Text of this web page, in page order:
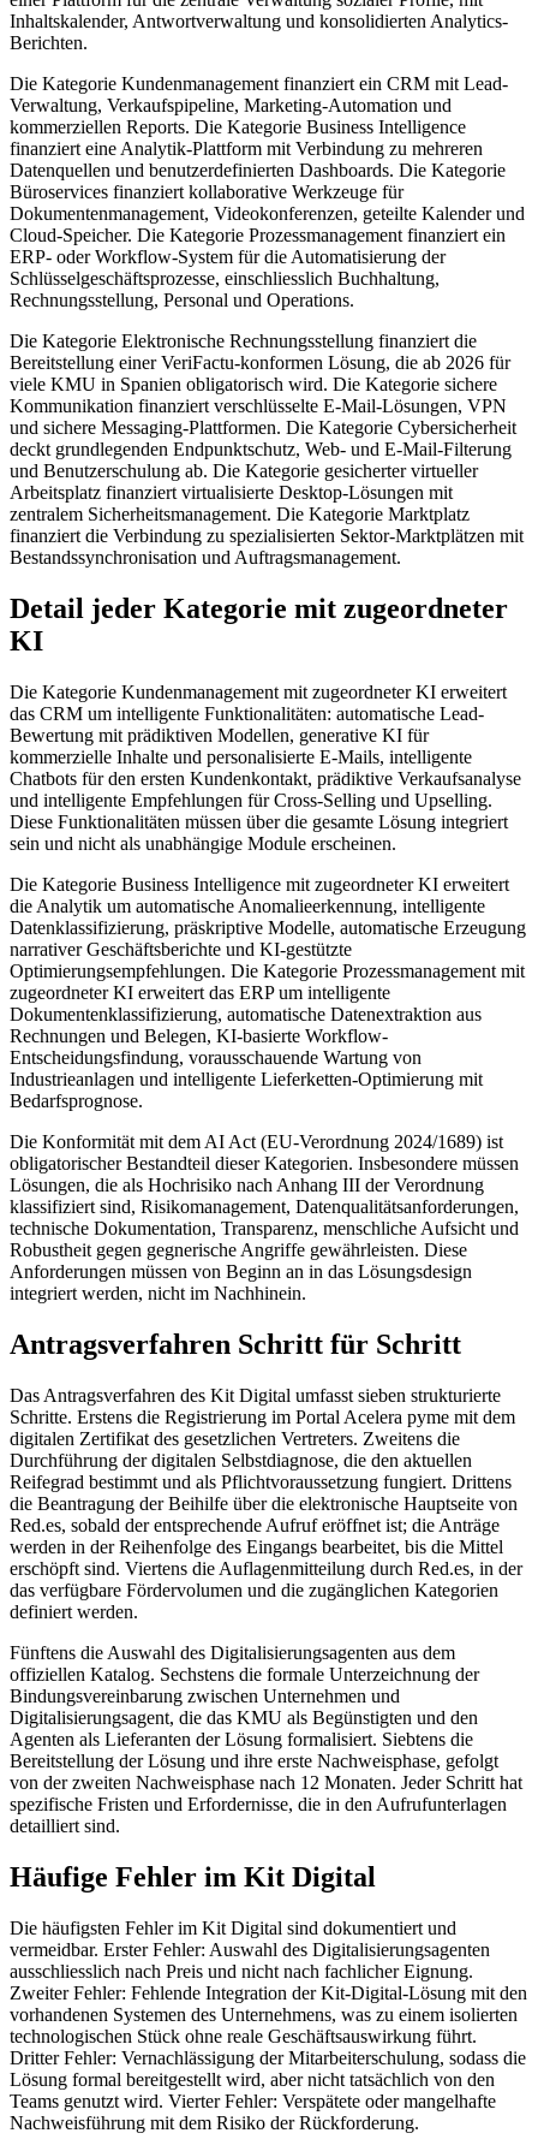
Inhaltskalender, Antwortverwaltung und konsolidierten Analytics-
Berichten.
Die Kategorie Kundenmanagement finanziert ein CRM mit Lead-
Verwaltung, Verkaufspipeline, Marketing-Automation und
kommerziellen Reports. Die Kategorie Business Intelligence
finanziert eine Analytik-Plattform mit Verbindung zu mehreren
Datenquellen und benutzerdefinierten Dashboards. Die Kategorie
Büroservices finanziert kollaborative Werkzeuge für
Dokumentenmanagement, Videokonferenzen, geteilte Kalender und
Cloud-Speicher. Die Kategorie Prozessmanagement finanziert ein
ERP- oder Workflow-System für die Automatisierung der
Schlüsselgeschäftsprozesse, einschliesslich Buchhaltung,
Rechnungsstellung, Personal und Operations.
Die Kategorie Elektronische Rechnungsstellung finanziert die
Bereitstellung einer VeriFactu-konformen Lösung, die ab 2026 für
viele KMU in Spanien obligatorisch wird. Die Kategorie sichere
Kommunikation finanziert verschlüsselte E-Mail-Lösungen, VPN
und sichere Messaging-Plattformen. Die Kategorie Cybersicherheit
deckt grundlegenden Endpunktschutz, Web- und E-Mail-Filterung
und Benutzerschulung ab. Die Kategorie gesicherter virtueller
Arbeitsplatz finanziert virtualisierte Desktop-Lösungen mit
zentralem Sicherheitsmanagement. Die Kategorie Marktplatz
finanziert die Verbindung zu spezialisierten Sektor-Marktplätzen mit
Bestandssynchronisation und Auftragsmanagement.
Detail jeder Kategorie mit zugeordneter
KI
Die Kategorie Kundenmanagement mit zugeordneter KI erweitert
das CRM um intelligente Funktionalitäten: automatische Lead-
Bewertung mit prädiktiven Modellen, generative KI für
kommerzielle Inhalte und personalisierte E-Mails, intelligente
Chatbots für den ersten Kundenkontakt, prädiktive Verkaufsanalyse
und intelligente Empfehlungen für Cross-Selling und Upselling.
Diese Funktionalitäten müssen über die gesamte Lösung integriert
sein und nicht als unabhängige Module erscheinen.
Die Kategorie Business Intelligence mit zugeordneter KI erweitert
die Analytik um automatische Anomalieerkennung, intelligente
Datenklassifizierung, präskriptive Modelle, automatische Erzeugung
narrativer Geschäftsberichte und KI-gestützte
Optimierungsempfehlungen. Die Kategorie Prozessmanagement mit
zugeordneter KI erweitert das ERP um intelligente
Dokumentenklassifizierung, automatische Datenextraktion aus
Rechnungen und Belegen, KI-basierte Workflow-
Entscheidungsfindung, vorausschauende Wartung von
Industrieanlagen und intelligente Lieferketten-Optimierung mit
Bedarfsprognose.
Die Konformität mit dem AI Act (EU-Verordnung 2024/1689) ist
obligatorischer Bestandteil dieser Kategorien. Insbesondere müssen
Lösungen, die als Hochrisiko nach Anhang III der Verordnung
klassifiziert sind, Risikomanagement, Datenqualitätsanforderungen,
technische Dokumentation, Transparenz, menschliche Aufsicht und
Robustheit gegen gegnerische Angriffe gewährleisten. Diese
Anforderungen müssen von Beginn an in das Lösungsdesign
integriert werden, nicht im Nachhinein.
Antragsverfahren Schritt für Schritt
Das Antragsverfahren des Kit Digital umfasst sieben strukturierte
Schritte. Erstens die Registrierung im Portal Acelera pyme mit dem
digitalen Zertifikat des gesetzlichen Vertreters. Zweitens die
Durchführung der digitalen Selbstdiagnose, die den aktuellen
Reifegrad bestimmt und als Pflichtvoraussetzung fungiert. Drittens
die Beantragung der Beihilfe über die elektronische Hauptseite von
Red.es, sobald der entsprechende Aufruf eröffnet ist; die Anträge
werden in der Reihenfolge des Eingangs bearbeitet, bis die Mittel
erschöpft sind. Viertens die Auflagenmitteilung durch Red.es, in der
das verfügbare Fördervolumen und die zugänglichen Kategorien
definiert werden.
Fünftens die Auswahl des Digitalisierungsagenten aus dem
offiziellen Katalog. Sechstens die formale Unterzeichnung der
Bindungsvereinbarung zwischen Unternehmen und
Digitalisierungsagent, die das KMU als Begünstigten und den
Agenten als Lieferanten der Lösung formalisiert. Siebtens die
Bereitstellung der Lösung und ihre erste Nachweisphase, gefolgt
von der zweiten Nachweisphase nach 12 Monaten. Jeder Schritt hat
spezifische Fristen und Erfordernisse, die in den Aufrufunterlagen
detailliert sind.
Häufige Fehler im Kit Digital
Die häufigsten Fehler im Kit Digital sind dokumentiert und
vermeidbar. Erster Fehler: Auswahl des Digitalisierungsagenten
ausschliesslich nach Preis und nicht nach fachlicher Eignung.
Zweiter Fehler: Fehlende Integration der Kit-Digital-Lösung mit den
vorhandenen Systemen des Unternehmens, was zu einem isolierten
technologischen Stück ohne reale Geschäftsauswirkung führt.
Dritter Fehler: Vernachlässigung der Mitarbeiterschulung, sodass die
Lösung formal bereitgestellt wird, aber nicht tatsächlich von den
Teams genutzt wird. Vierter Fehler: Verspätete oder mangelhafte
Nachweisführung mit dem Risiko der Rückforderung.